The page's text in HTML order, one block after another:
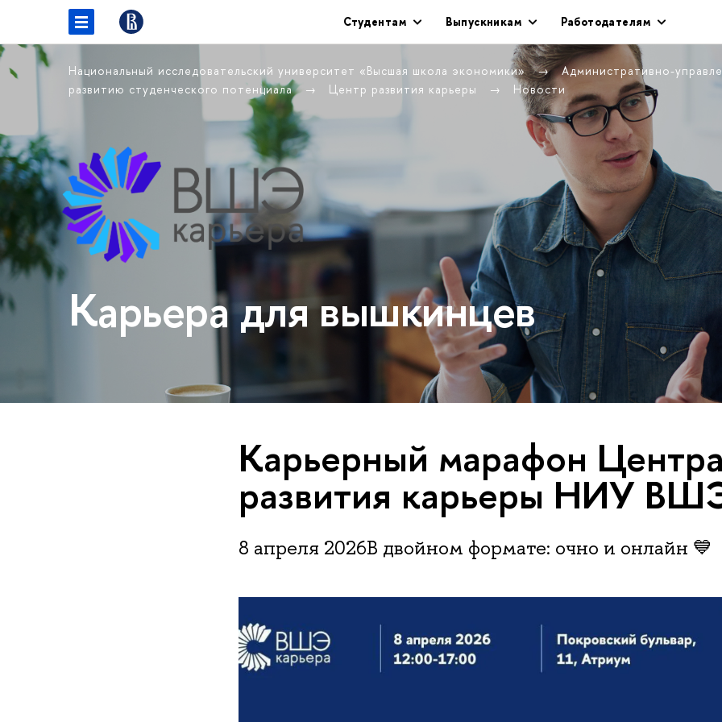
Студентам Выпускникам Работодателям
Национальный исследовательский университет «Высшая школа экономики»
Административно-
развитию студенческого потенциала
Центр развития карьеры Новости
Карьера для вышкинцев
Карьерный марафон
развития карьеры НИУ
8 апреля 2026В двойном формате: очно и онлайн 💙